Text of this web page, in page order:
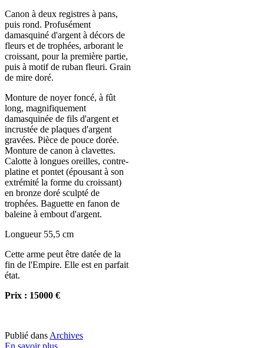
Canon à deux registres à pans,
puis rond. Profusément
damasquiné d'argent à décors de
fleurs et de trophées, arborant le
croissant, pour la première partie,
puis à motif de ruban fleuri. Grain
de mire doré.
Monture de noyer foncé, à fût
long, magnifiquement
damasquinée de fils d'argent et
incrustée de plaques d'argent
gravées. Pièce de pouce dorée.
Monture de canon à clavettes.
Calotte à longues oreilles, contre-
platine et pontet (épousant à son
extrémité la forme du croissant)
en bronze doré sculpté de
trophées. Baguette en fanon de
baleine à embout d'argent.
Longueur 55,5 cm
Cette arme peut être datée de la
fin de l'Empire. Elle est en parfait
état.
Prix : 15000 €
Publié dans Archives